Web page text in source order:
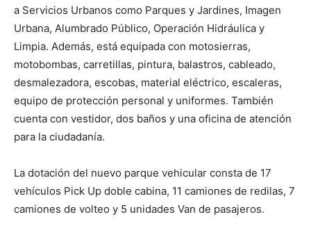
a Servicios Urbanos como Parques y Jardines, Imagen
Urbana, Alumbrado Público, Operación Hidráulica y
Limpia. Además, está equipada con motosierras,
motobombas, carretillas, pintura, balastros, cableado,
desmalezadora, escobas, material eléctrico, escaleras,
equipo de protección personal y uniformes. También
cuenta con vestidor, dos baños y una oficina de atención
para la ciudadanía.
La dotación del nuevo parque vehicular consta de 17
vehículos Pick Up doble cabina, 11 camiones de redilas, 7
camiones de volteo y 5 unidades Van de pasajeros.